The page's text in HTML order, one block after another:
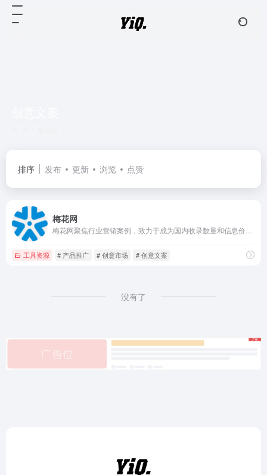
排序 发布 更新 浏览 点赞
梅花网
工具资源 # 产品推广 # 创意市场 # 创意文案
没有了